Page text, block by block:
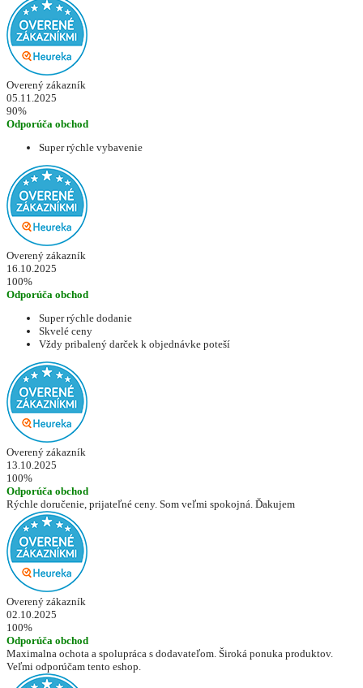
Overený zákazník
05.11.2025
90%
Odporúča obchod
Super rýchle vybavenie
Overený zákazník
16.10.2025
100%
Odporúča obchod
Super rýchle dodanie
Skvelé ceny
Vždy pribalený darček k objednávke poteší
Overený zákazník
13.10.2025
100%
Odporúča obchod
Rýchle doručenie, prijateľné ceny. Som veľmi spokojná. Ďakujem
Overený zákazník
02.10.2025
100%
Odporúča obchod
Maximalna ochota a spolupráca s dodavateľom. Široká ponuka produktov.
Veľmi odporúčam tento eshop.